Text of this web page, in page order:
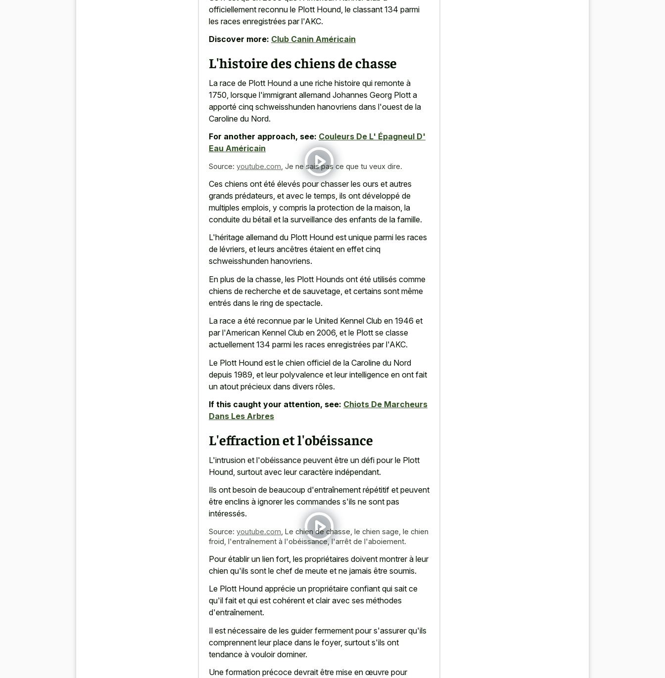
officiellement reconnu le Plott Hound, le classant 134 parmi
les races enregistrées par l'AKC.
Discover more: Club Canin Américain
L'histoire des chiens de chasse
La race de Plott Hound a une riche histoire qui remonte à
1750, lorsque l'immigrant allemand Johannes Georg Plott a
apporté cinq schweisshunden hanovriens dans l'ouest de la
Caroline du Nord.
For another approach, see: Couleurs De L' Épagneul D'
Eau Américain
Source: youtube.com Je ne sais pas ce que tu veux dire.
Ces chiens ont été élevés pour chasser les ours et autres
grands prédateurs, et avec le temps, ils ont développé de
multiples emplois, y compris la protection de la maison, la
conduite du bétail et la surveillance des enfants de la famille.
L'héritage allemand du Plott Hound est unique parmi les races
de lévriers, et leurs ancêtres étaient en effet cinq
schweisshunden hanovriens.
En plus de la chasse, les Plott Hounds ont été utilisés comme
chiens de recherche et de sauvetage, et certains sont même
entrés dans le ring de spectacle.
La race a été reconnue par le United Kennel Club en 1946 et
par l'American Kennel Club en 2006, et le Plott se classe
actuellement 134 parmi les races enregistrées par l'AKC.
Le Plott Hound est le chien officiel de la Caroline du Nord
depuis 1989, et leur polyvalence et leur intelligence en ont fait
un atout précieux dans divers rôles.
If this caught your attention, see: Chiots De Marcheurs
Dans Les Arbres
L'effraction et l'obéissance
L'intrusion et l'obéissance peuvent être un défi pour le Plott
Hound, surtout avec leur caractère indépendant.
Ils ont besoin de beaucoup d'entraînement répétitif et peuvent
être enclins à ignorer les commandes s'ils ne sont pas
intéressés.
Source: youtube.com Le chien de chasse, le chien sage, le chien
froid, l'entraînement à l'obéissance, l'arrêt de l'aboiement.
Pour établir un lien fort, les propriétaires doivent montrer à leur
chien qu'ils sont le chef de meute et ne jamais être soumis.
Le Plott Hound apprécie un propriétaire confiant qui sait ce
qu'il fait et qui est cohérent et clair avec ses méthodes
d'entraînement.
Il est nécessaire de les guider fermement pour s'assurer qu'ils
comprennent leur place dans le foyer, surtout s'ils ont
tendance à vouloir dominer.
Une formation précoce devrait être mise en œuvre pour